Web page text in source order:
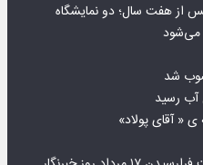
از هفت سال؛ دو نمایشگاه
می‌شود
شد
آب رسید
ی « آقای پولاد»